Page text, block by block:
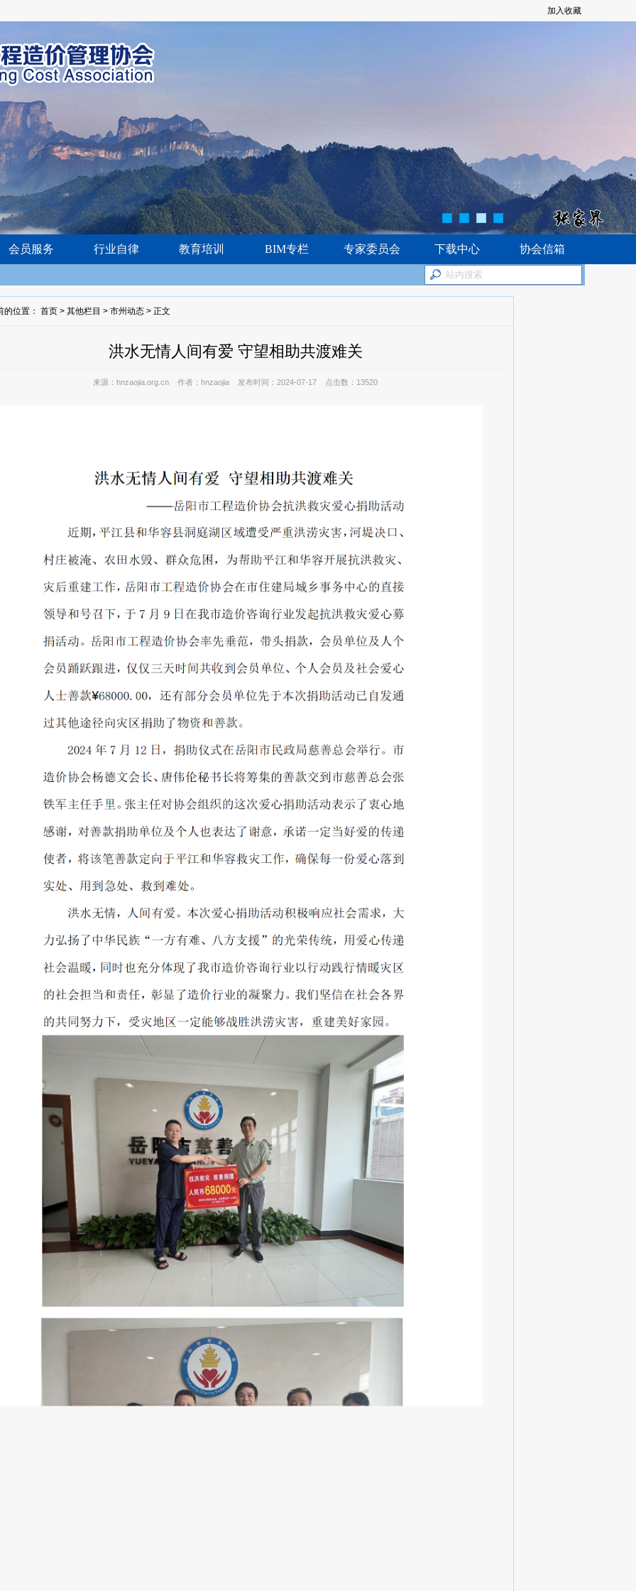
加入收藏
会员服务 行业自律 教育培训 BIM专栏 专家委员会 下载中心 协会信箱
的位置： 首页 > 其他栏目 > 市州动态 > 正文
洪水无情人间有爱 守望相助共渡难关
来源：hnzaojia.org.cn 作者：hnzaojia 发布时间：2024-07-17 点击数：13520